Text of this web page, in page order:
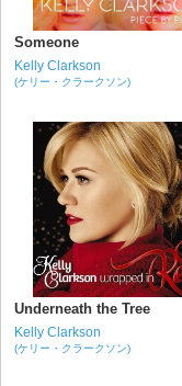
Someone
Kelly Clarkson
(ケリー・クラークソン)
Underneath the Tree
Kelly Clarkson
(ケリー・クラークソン)